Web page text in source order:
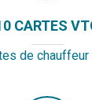
CARTES
de chauffeur